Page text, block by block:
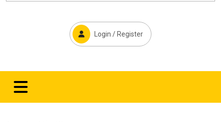
Login / Register